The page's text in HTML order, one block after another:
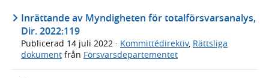
Inrättande av Myndigheten för totalförsvarsanalys,
Dir. 2022:119
Publicerad 14 juli 2022 · Kommittédirektiv, Rättsliga
dokument från Försvarsdepartementet